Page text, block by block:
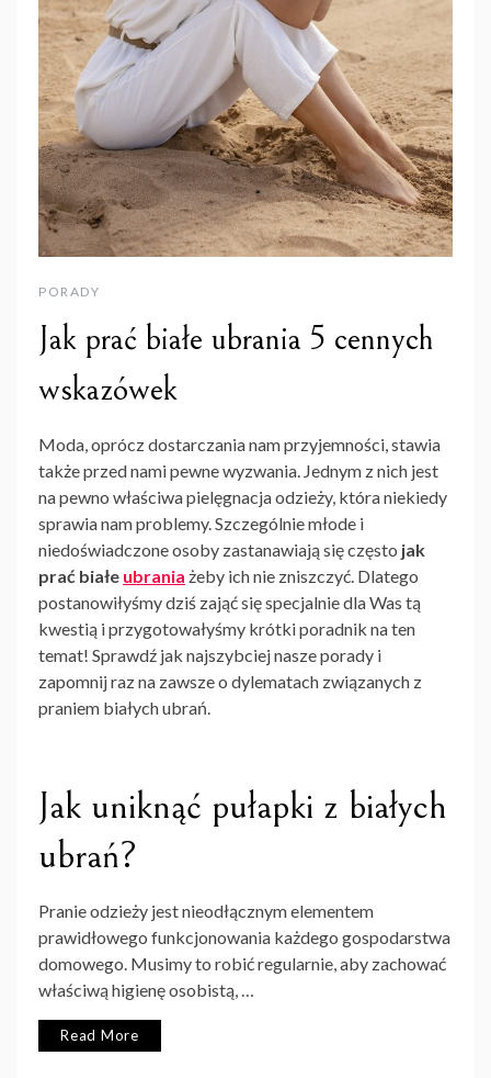
PORADY
Jak prać białe ubrania 5 cennych
wskazówek
Moda, oprócz dostarczania nam przyjemności, stawia
także przed nami pewne wyzwania. Jednym z nich jest
na pewno właściwa pielęgnacja odzieży, która niekiedy
sprawia nam problemy. Szczególnie młode i
niedoświadczone osoby zastanawiają się często jak
prać białe ubrania żeby ich nie zniszczyć. Dlatego
postanowiłyśmy dziś zająć się specjalnie dla Was tą
kwestią i przygotowałyśmy krótki poradnik na ten
temat! Sprawdź jak najszybciej nasze porady i
zapomnij raz na zawsze o dylematach związanych z
praniem białych ubrań.
Jak uniknąć pułapki z białych
ubrań?
Pranie odzieży jest nieodłącznym elementem
prawidłowego funkcjonowania każdego gospodarstwa
domowego. Musimy to robić regularnie, aby zachować
właściwą higienę osobistą, …
Read More